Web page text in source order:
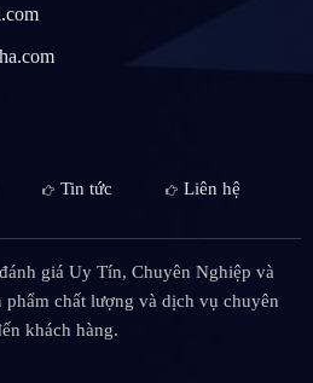
Tin tức Liên hệ
giá Uy Tín, Chuyên Nghiệp và
phẩm chất lượng và dịch vụ chuyên
khách hàng.